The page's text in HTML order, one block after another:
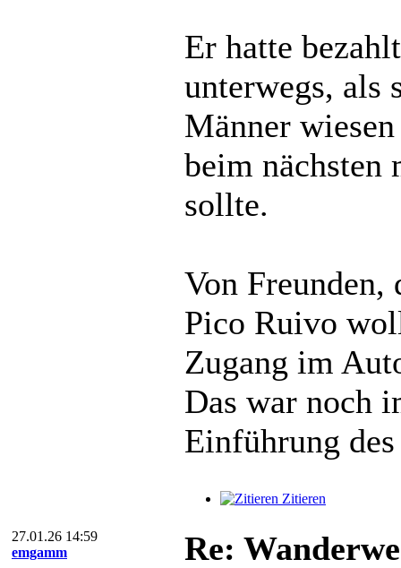
Er hatte
unterwegs, als
Männer
beim nächsten
sollte.
Von Freunden,
Pico Ruivo
Zugang im
Das war noch
Einführung
Zitieren
27.01.26 14:59
emgamm
Re: